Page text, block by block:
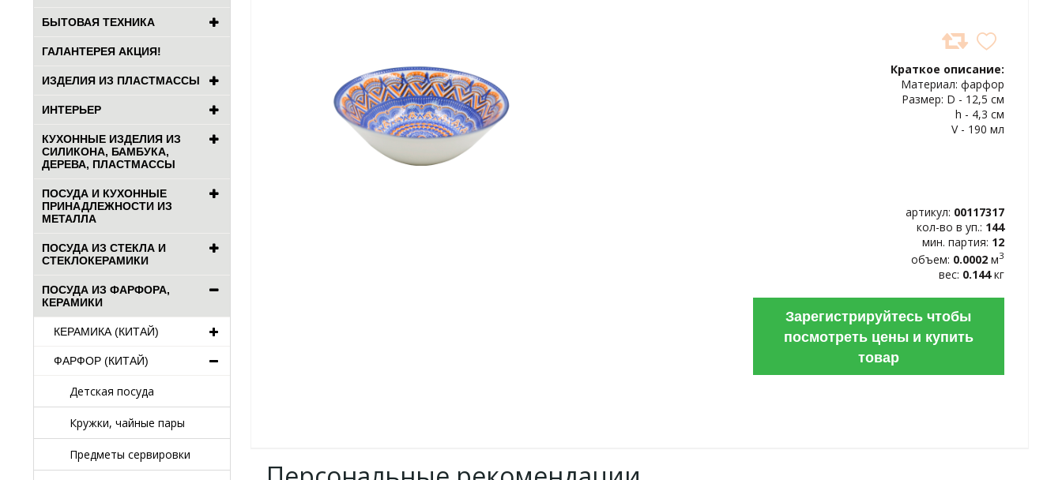
БЫТОВАЯ ТЕХНИКА
ГАЛАНТЕРЕЯ АКЦИЯ!
ИЗДЕЛИЯ ИЗ ПЛАСТМАССЫ
ИНТЕРЬЕР
КУХОННЫЕ ИЗДЕЛИЯ ИЗ
СИЛИКОНА, БАМБУКА,
ДЕРЕВА, ПЛАСТМАССЫ
ПОСУДА И КУХОННЫЕ
ПРИНАДЛЕЖНОСТИ ИЗ
МЕТАЛЛА
ПОСУДА ИЗ СТЕКЛА И
СТЕКЛОКЕРАМИКИ
ПОСУДА ИЗ ФАРФОРА,
КЕРАМИКИ
КЕРАМИКА (КИТАЙ)
ФАРФОР (КИТАЙ)
Детская посуда
Кружки, чайные пары
Предметы сервировки
Краткое описание:
Материал: фарфор
Размер: D - 12,5 см
h - 4,3 см
V - 190 мл
артикул: 00117317
кол-во в уп.: 144
мин. партия: 12
объем: 0.0002 м3
вес: 0.144кг
Зарегистрируйтесь чтобы
посмотреть цены и купить
товар